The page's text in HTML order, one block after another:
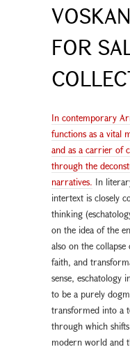
FOR
In contemporary
functions as a vital
and as a carrier of
through the
narratives. In
intertext is closely
thinking
on the idea of the
also on the
faith, and
sense, eschatology
to be a purely
transformed into a
through which
modern world and